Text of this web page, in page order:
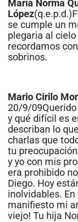
María Norma
López
se cumple un
plegaria al
recordamos
sobrinos.
Mario Cirilo
20/9/
y qué difícil es
describan lo
charlas que
tu
y yo con mis
era prohibido
Diego. Hoy
inolvidables.
manifiesto mi
viejo! Tu hija